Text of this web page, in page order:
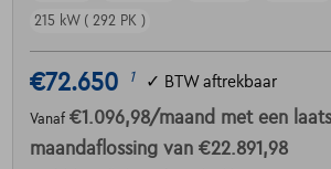
215 kW ( 292 PK )
€72.650 1 ✓ BTW aftrekbaar
Vanaf €1.096,98/maand met een
maandaflossing van €22.891,98